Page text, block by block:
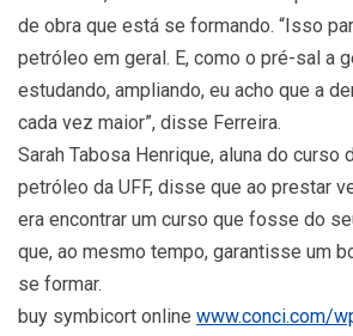
de obra que está se formando. “Isso
petróleo em geral. E, como o pré-sal a
estudando, ampliando, eu acho que a
cada vez maior”, disse Ferreira.
Sarah Tabosa Henrique, aluna do curso
petróleo da UFF, disse que ao prestar
era encontrar um curso que fosse do
que, ao mesmo tempo, garantisse um
se formar.
buy symbicort online www.conci.com/